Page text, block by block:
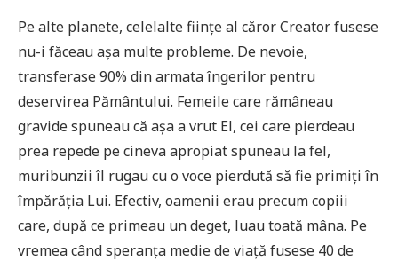
Pe alte planete, celelalte ființe al căror Creator fusese
nu-i făceau așa multe probleme. De nevoie,
transferase 90% din armata îngerilor pentru
deservirea Pământului. Femeile care rămâneau
gravide spuneau că așa a vrut El, cei care pierdeau
prea repede pe cineva apropiat spuneau la fel,
muribunzii îl rugau cu o voce pierdută să fie primiți în
împărăția Lui. Efectiv, oamenii erau precum copiii
care, după ce primeau un deget, luau toată mâna. Pe
vremea când speranța medie de viață fusese 40 de